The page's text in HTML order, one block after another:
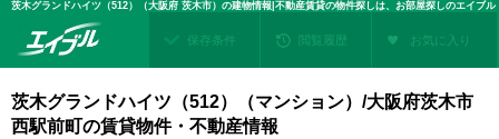
茨木グランドハイツ（512）（大阪府 茨木市）の建物情報|不動産賃貸の物件探しは、お部屋探しのエイブル
保存条件 閲覧履歴 お気に入り
茨木グランドハイツ（512）（マンション）/大阪府茨木市
西駅前町の賃貸物件・不動産情報